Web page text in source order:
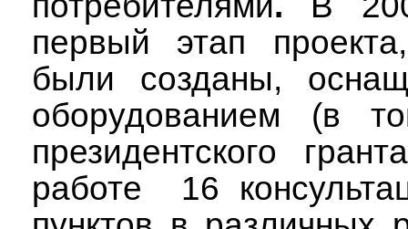
первый этап
были созданы,
оборудованием (в
президентского
работе
16